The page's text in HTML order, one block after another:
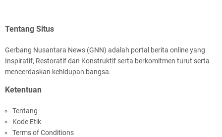
Tentang Situs
Gerbang Nusantara News (GNN) adalah portal berita online yang
Inspiratif, Restoratif dan Konstruktif serta berkomitmen turut serta
mencerdaskan kehidupan bangsa.
Ketentuan
Tentang
Kode Etik
Terms of Conditions